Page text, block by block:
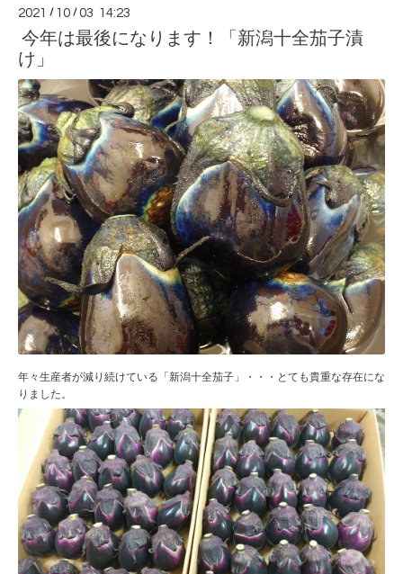
2021 / 10 /03 14:23
今年は最後になります！「新潟十全茄子漬
け」
年々生産者が減り続けている「新潟十全茄子」・・・とても貴重な存在にな
りました。